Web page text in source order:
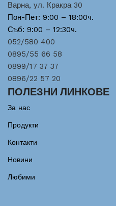
Варна, ул. Кракра 30
Пон-Пет: 9:00 – 18:00ч.
Съб: 9:00 – 12:30ч.
052/580 400
0895/55 66 58
0899/17 37 37
0896/22 57 20
ПОЛЕЗНИ ЛИНКОВЕ
За нас
Продукти
Контакти
Новини
Любими